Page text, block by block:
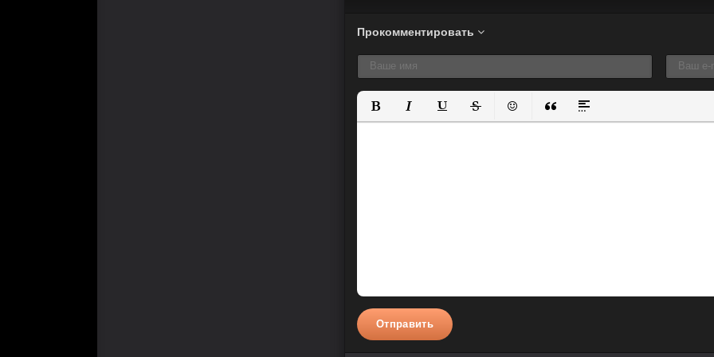
Прокомментировать
Полужирный
КурсивПодчеркнутый
ЗачеркнутыйВставить смайлик
Вставка цитаты
Вставка спойлера
Отправить